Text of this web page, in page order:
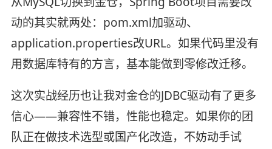
动的其实就两处：pom.xml加驱动、
application.properties改URL。如果代码里没有
用数据库特有的方言，基本能做到零修改迁移。
这次实战经历也让我对金仓的JDBC驱动有了更多
信心——兼容性不错，性能也稳定。如果你的团
队正在做技术选型或国产化改造，不妨动手试